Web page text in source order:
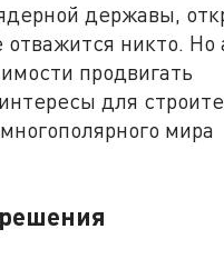
державы,
отважится никто. Но
продвигать
для
мира